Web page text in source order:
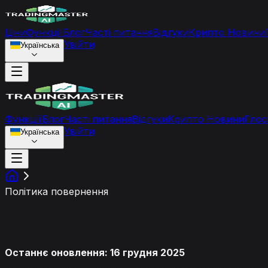
ЦіниФункціїБлогЧасті питанняВідгукиКрипто Новини
Українська Увійти
ФункціїБлогЧасті питанняВідгукиКрипто Новини
Українська Увійти
Політика повернення
Останнє оновлення: 16 грудня 2025